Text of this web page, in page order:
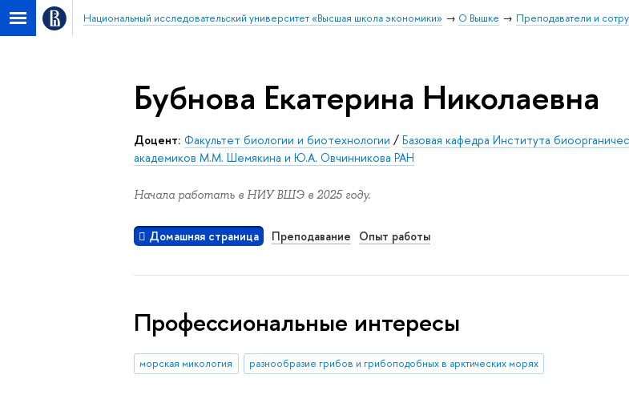
Национальный исследовательский университет «Высшая школа экономики» О Вышке Преподаватели и
Бубнова Екатерина Николаевна
Доцент: Факультет биологии и биотехнологии /Базовая кафедра Института
академиков М.М. Шемякина и Ю.А. Овчинникова РАН
Начала работать в НИУ ВШЭ в 2025 году.
Домашняя страница Преподавание Опыт работы
Профессиональные интересы
морская микология разнообразие грибов и грибоподобных в арктических морях